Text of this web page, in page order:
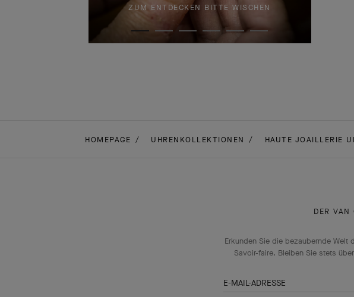
ZUM ENTDECKEN BITTE WISCHEN
HOMEPAGE UHRENKOLLEKTIONEN HAUTE JOAILLERIE
DER VAN
Erkunden Sie die bezaubernde Welt
Savoir-faire. Bleiben Sie stets
E-MAIL-ADRESSE